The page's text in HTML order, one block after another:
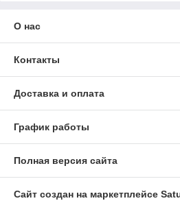
О нас
Контакты
Доставка и оплата
График работы
Полная версия сайта
Сайт создан на маркетплейсе